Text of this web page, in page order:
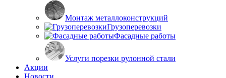
Монтаж металлоконструкций
Грузоперевозки
Фасадные работы
Услуги порезки рулонной стали
Акции
Новости